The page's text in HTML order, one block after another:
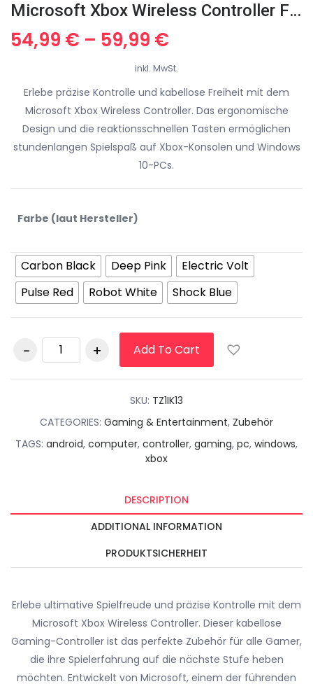
Microsoft Xbox Wireless Controller Für Android, PC, Xbox One, Xbox Series X
54,99 € – 59,99 €
inkl. MwSt.
Erlebe präzise Kontrolle und kabellose Freiheit mit dem
Microsoft Xbox Wireless Controller. Das ergonomische
Design und die reaktionsschnellen Tasten ermöglichen
stundenlangen Spielspaß auf Xbox-Konsolen und Windows
10-PCs.
Farbe (laut Hersteller)
Carbon Black Deep Pink
Electric Volt
Pulse Red
Robot White Shock Blue
Microsoft Xbox
Wireless Controller
für Android, PC, Xbox
quantity
Add To Cart
SKU: TZ1IK13
CATEGORIES: Gaming & Entertainment, Zubehör
TAGS: android, computer, controller, gaming, pc, windows,
xbox
DESCRIPTION
ADDITIONAL INFORMATION
PRODUKTSICHERHEIT
Erlebe ultimative Spielfreude und präzise Kontrolle mit dem
Microsoft Xbox Wireless Controller. Dieser kabellose
Gaming-Controller ist das perfekte Zubehör für alle Gamer,
die ihre Spielerfahrung auf die nächste Stufe heben
möchten. Entwickelt von Microsoft, einem der führenden